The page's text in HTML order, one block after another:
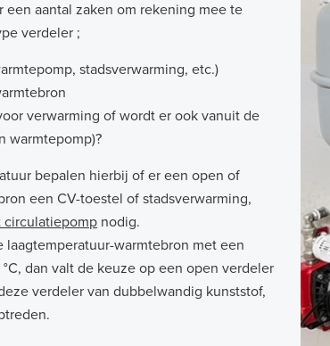
aantal zaken om rekening mee te
verdeler ;
stadsverwarming, etc.)
verwarming of wordt er ook vanuit de
warmtepomp)?
bepalen hierbij of er een open of
een CV-toestel of stadsverwarming,
circulatiepomp nodig.
warmtebron met een
dan valt de keuze op een open verdeler
verdeler van dubbelwandig kunststof,